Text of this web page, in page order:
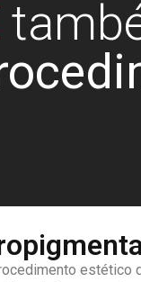
estético